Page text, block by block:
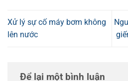
Xử lý sự cố máy bơm không
lên nước
Để lại một bình luận